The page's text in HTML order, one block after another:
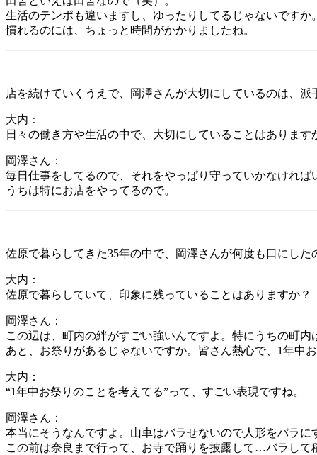
生活のテンポも違いますし、ゆったりしてるじゃないですか
慣れるのには、ちょっと時間がかかりましたね。
店を続けていくうえで、岡澤さんが大切にしているのは、
大内：
日々の働き方や生活の中で、大切にしていることはあります
岡澤さん：
毎日仕事をしてるので、それをやっぱり守っていかなければ
うちは特にお店をやってるので。
佐原で暮らしてきた35年の中で、岡澤さんが何度も口にし
大内：
佐原で暮らしていて、印象に残っていることはありますか？
岡澤さん：
この辺は、町内の絆がすごい強いんですよ。特にうちの町内
あと、お祭りがあるじゃないですか。皆さん熱心で、1年中
大内：
“1年中お祭りのことを考えてる”って、すごい表現ですね。
岡澤さん：
本当にそうなんですよ。山車はバラせないので人形をバラに
この前は奈良まで行って、お寺で踊りを披露して…バラし